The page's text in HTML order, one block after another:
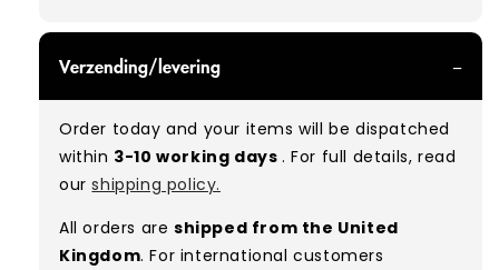
can expect items that are in great condition
with minimal signs of wear. While they are
used, they remain free of significant defects
and are in excellent shape overall.
Please note:As these are vintage/used
Verzending/levering
Order today and your items will be dispatched
within 3-10 working days. For full details, read
ourshipping policy.
All orders are shipped from the United
Kingdom. For international customers